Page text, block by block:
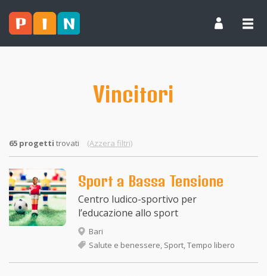
Vincitori
65 progetti trovati (Azzera filtri)
Sport a Bassa Tensione
Centro ludico-sportivo per
l’educazione allo sport
Bari
Salute e benessere, Sport, Tempo libero